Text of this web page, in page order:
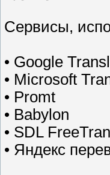
Сервисы,
• Google
• Microsoft
• Promt
• Babylon
• SDL
• Яндекс